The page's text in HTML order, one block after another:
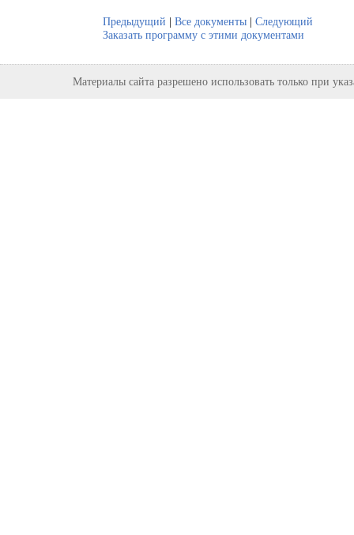
Предыдущий |Все документы |Следующий
Заказать программу с этими документами
Материалы сайта разрешено использовать только при